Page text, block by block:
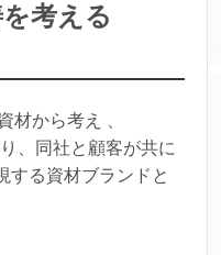
考える
材から考え 、
、同社と顧客が共に
する資材ブランドと